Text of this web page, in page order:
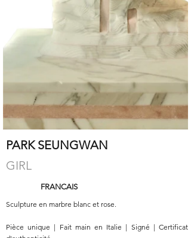
PARK SEUNGWAN
GIRL
FRANCAIS
Sculpture en marbre blanc et rose.
Pièce unique | Fait main en Italie | Signé | Certificat